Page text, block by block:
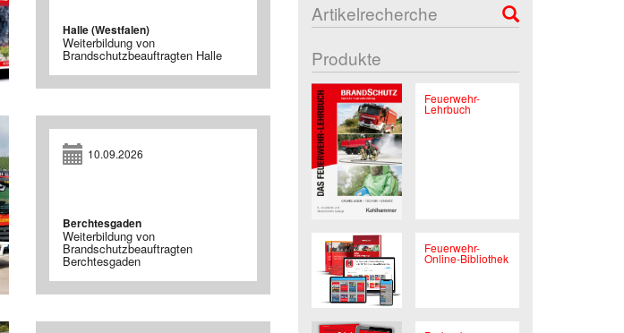
Halle (Westfalen)
Weiterbildung von
Brandschutzbeauftragten Halle
10.09.2026
Berchtesgaden
Weiterbildung von
Brandschutzbeauftragten
Berchtesgaden
Artikelrecherche
Produkte
Feuerwehr-
Lehrbuch
Feuerwehr-
Online-Bibliothek